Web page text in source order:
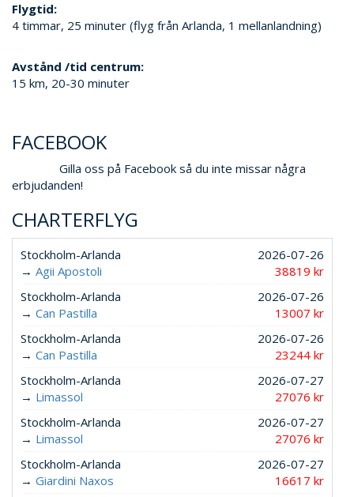
Flygtid:
4 timmar, 25 minuter (flyg från Arlanda, 1 mellanlandning)
Avstånd /tid centrum:
15 km, 20-30 minuter
FACEBOOK
Gilla oss på Facebook så du inte missar några
erbjudanden!
CHARTERFLYG
Stockholm-Arlanda
→ Agii Apostoli
2026-07-26
38819 kr
Stockholm-Arlanda
→ Can Pastilla
2026-07-26
13007 kr
Stockholm-Arlanda
→ Can Pastilla
2026-07-26
23244 kr
Stockholm-Arlanda
→ Limassol
2026-07-27
27076 kr
Stockholm-Arlanda
→ Limassol
2026-07-27
27076 kr
Stockholm-Arlanda
→ Giardini Naxos
2026-07-27
16617 kr